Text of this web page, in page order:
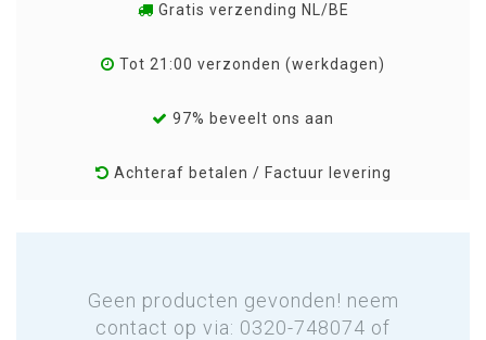
Gratis verzending NL/BE
Tot 21:00 verzonden (werkdagen)
97% beveelt ons aan
Achteraf betalen / Factuur levering
Geen producten gevonden! neem
contact op via: 0320-748074 of